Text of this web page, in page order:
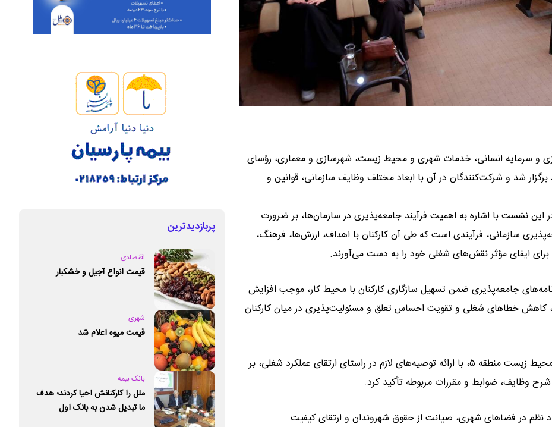
و سرمایه انسانی، خدمات شهری و محیط زیست، شهرسازی و معماری، رؤسای
شد و شرکت‌کنندگان در آن با ابعاد مختلف وظایف سازمانی، قوانین و
اکبری، معاون برنامه‌ریزی و سرمایه انسانی منطقه ۵، در این نشست با اشاره به اهمیت فرآیند جامعه‌پذیری در سازمان‌ها، بر ضرورت
سازمانی، فرآیندی است که طی آن کارکنان با اهداف، ارزش‌ها، فرهنگ،
برای ایفای مؤثر نقش‌های شغلی خود را به دست می‌آورند.
جامعه‌پذیری ضمن تسهیل سازگاری کارکنان با محیط کار، موجب افزایش
کاهش خطاهای شغلی و تقویت احساس تعلق و مسئولیت‌پذیری در میان کارکنان
در ادامه این نشست، مسعود نوابی، معاون خدمات شهری و محیط زیست منطقه ۵، با ارائه توصیه‌های لازم در راستای ارتقای عملکرد شغلی، بر
وظایف، ضوابط و مقررات مربوطه تأکید کرد.
نظم در فضاهای شهری، صیانت از حقوق شهروندان و ارتقای کیفیت
پربازدیدترین
اقتصادی
قیمت انواع آجیل و خشکبار
شهری
قیمت میوه اعلام شد
بانک بیمه
ملل را کارکنانش احیا کردند؛ هدف
ما تبدیل شدن به بانک اول